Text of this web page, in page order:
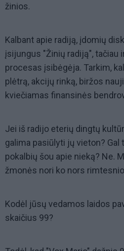
žinios.
Kalbant apie radiją, įdomių
įsijungus "Žinių radiją", tačiau
procesas įsibėgėja. Tarkim,
plėtrą, akcijų rinką, biržos
kviečiamas finansinės
Jei iš radijo eterių dingtų
galima pasiūlyti jų vieton? Gal
pokalbių šou apie nieką? Ne.
žmonės nori ko nors
Kodėl jūsų vedamos laidos
skaičius 99?